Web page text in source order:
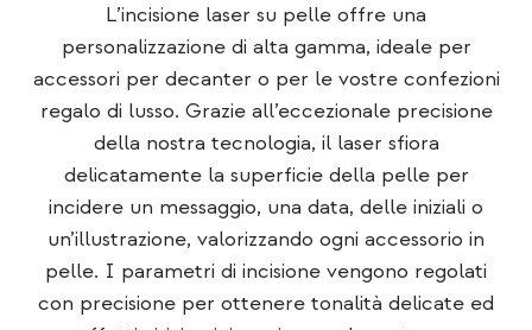
L’incisione laser su pelle offre una
personalizzazione di alta gamma, ideale per
accessori per decanter o per le vostre confezioni
regalo di lusso. Grazie all’eccezionale precisione
della nostra tecnologia, il laser sfiora
delicatamente la superficie della pelle per
incidere un messaggio, una data, delle iniziali o
un’illustrazione, valorizzando ogni accessorio in
pelle. I parametri di incisione vengono regolati
con precisione per ottenere tonalità delicate ed